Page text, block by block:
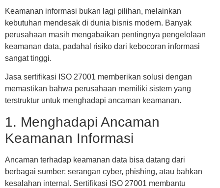
Keamanan informasi bukan lagi pilihan, melainkan
kebutuhan mendesak di dunia bisnis modern. Banyak
perusahaan masih mengabaikan pentingnya pengelolaan
keamanan data, padahal risiko dari kebocoran informasi
sangat tinggi.
Jasa sertifikasi ISO 27001 memberikan solusi dengan
memastikan bahwa perusahaan memiliki sistem yang
terstruktur untuk menghadapi ancaman keamanan.
1. Menghadapi Ancaman
Keamanan Informasi
Ancaman terhadap keamanan data bisa datang dari
berbagai sumber: serangan cyber, phishing, atau bahkan
kesalahan internal. Sertifikasi ISO 27001 membantu